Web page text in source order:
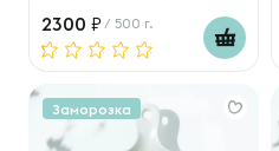
2300 / 500 г.
Заморозка